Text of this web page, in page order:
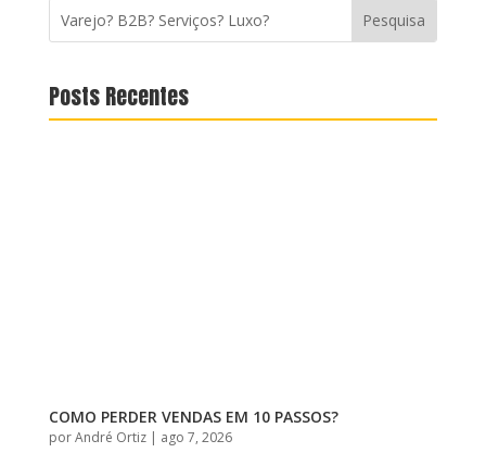
Posts Recentes
COMO PERDER VENDAS EM 10 PASSOS?
porAndré Ortiz| ago 7, 2026